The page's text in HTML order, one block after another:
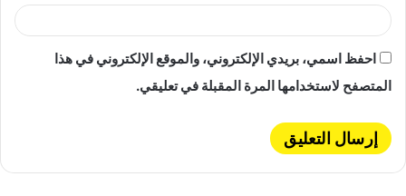
احفظ اسمي، بريدي الإلكتروني، والموقع الإلكتروني في هذا
المتصفح لاستخدامها المرة المقبلة في تعليقي.